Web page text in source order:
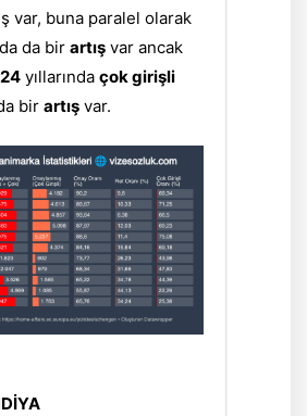
var, buna paralel olarak
da bir artış var ancak
yıllarında çok girişli
bir artış var.